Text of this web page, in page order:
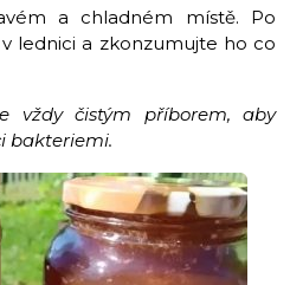
a chladném místě. Po
lednici a zkonzumujte ho co
vždy čistým příborem, aby
bakteriemi.